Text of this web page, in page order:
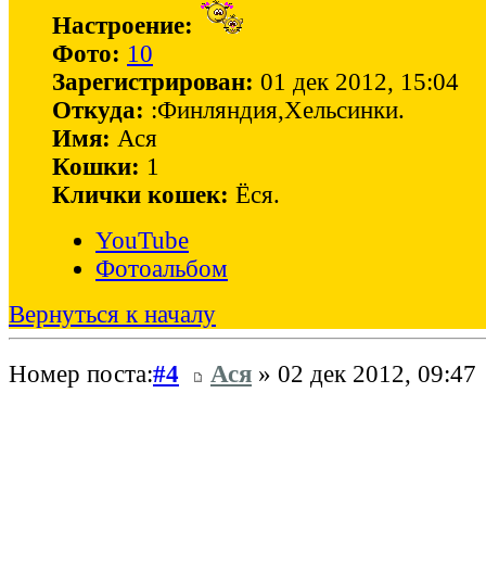
Настроение:
Фото: 10
Зарегистрирован: 01 дек 2012, 15:04
Откуда: :Финляндия,Хельсинки.
Имя: Ася
Кошки: 1
Клички кошек: Ёся.
YouTube
Фотоальбом
Вернуться к началу
Номер поста:#4 Ася » 02 дек 2012, 09:47